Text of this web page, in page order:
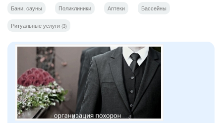
Бани, сауны Поликлиники Аптеки Бассейны
Ритуальные услуги (3)